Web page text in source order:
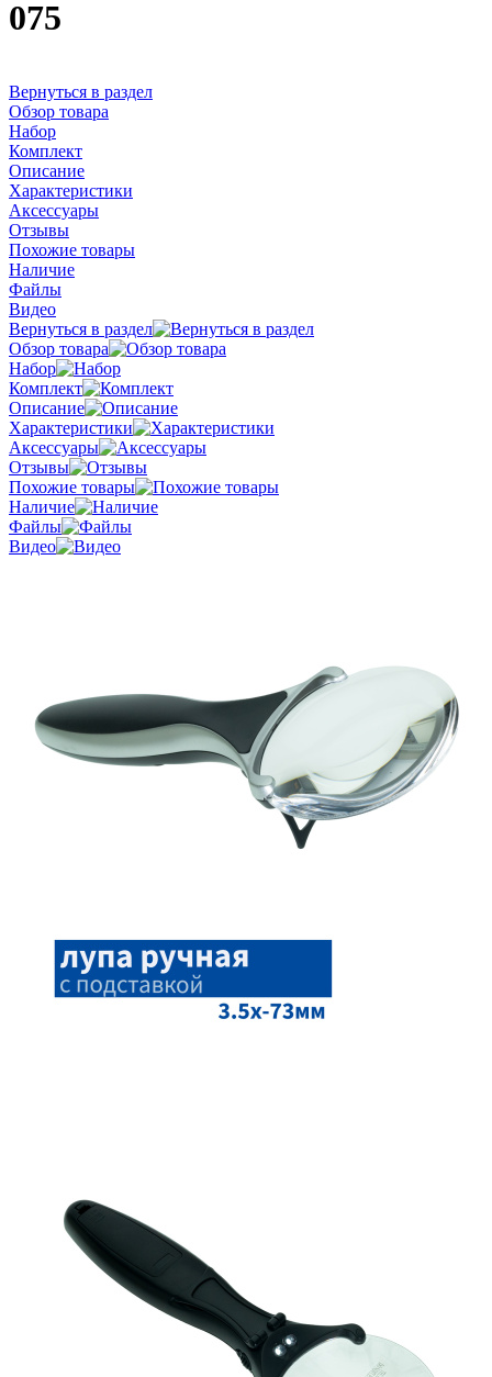
075
Вернуться в раздел
Обзор товара
Набор
Комплект
Описание
Характеристики
Аксессуары
Отзывы
Похожие товары
Наличие
Файлы
Видео
Вернуться в раздел
Обзор товара
Набор
Комплект
Описание
Характеристики
Аксессуары
Отзывы
Похожие товары
Наличие
Файлы
Видео